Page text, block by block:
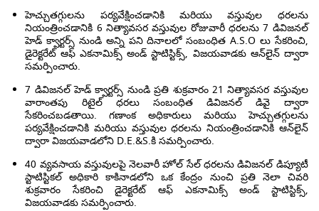
హెచ్చుతగ్గులను పర్యవేక్షించడానికి మరియు వస్తువుల ధరలను
నియంత్రించడానికి 6 నిత్యావసర వస్తువుల రోజువారీ ధరలను 7 డివిజనల్
హెడ్ క్వార్టర్స్ నుండి అన్ని పని దినాలలో సంబంధిత A.S.O లు సేకరించి,
డైరెక్టరేట్ ఆఫ్ ఎకనామిక్స్ అండ్ స్టాటిస్టిక్స్, విజయవాడకు ఆన్‌లైన్ ద్వారా
సమర్పించారు.
7 డివిజనల్ హెడ్ క్వార్టర్స్ నుండి ప్రతి శుక్రవారం 21 నిత్యావసర వస్తువుల
వారాంతపు రిటైల్ ధరలు సంబంధిత డివిజనల్ డివై ద్వారా
సేకరించబడతాయి. గణాంక అధికారులు మరియు హెచ్చుతగ్గులను
పర్యవేక్షించడానికి మరియు వస్తువుల ధరలను నియంత్రించడానికి ఆన్‌లైన్
ద్వారా విజయవాడలోని D.E.&S.కి సమర్పించారు.
40 వ్యవసాయ వస్తువులపై నెలవారీ హోల్ సేల్ ధరలను డివిజనల్ డిప్యూటీ
స్టాటిస్టికల్ అధికారి కాకినాడలోని ఒక కేంద్రం నుంచి ప్రతి నెలా చివరి
శుక్రవారం సేకరించి డైరెక్టరేట్ ఆఫ్ ఎకనామిక్స్ అండ్ స్టాటిస్టిక్స్,
విజయవాడకు సమర్పించారు.